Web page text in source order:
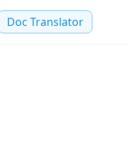
Doc Translator